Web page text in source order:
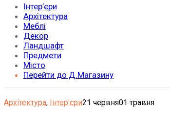
Інтер’єри
Архітектура
Меблі
Декор
Ландшафт
Предмети
Місто
Перейти до Д.Магазину
Архітектура, Інтер'єри21 червня01 травня